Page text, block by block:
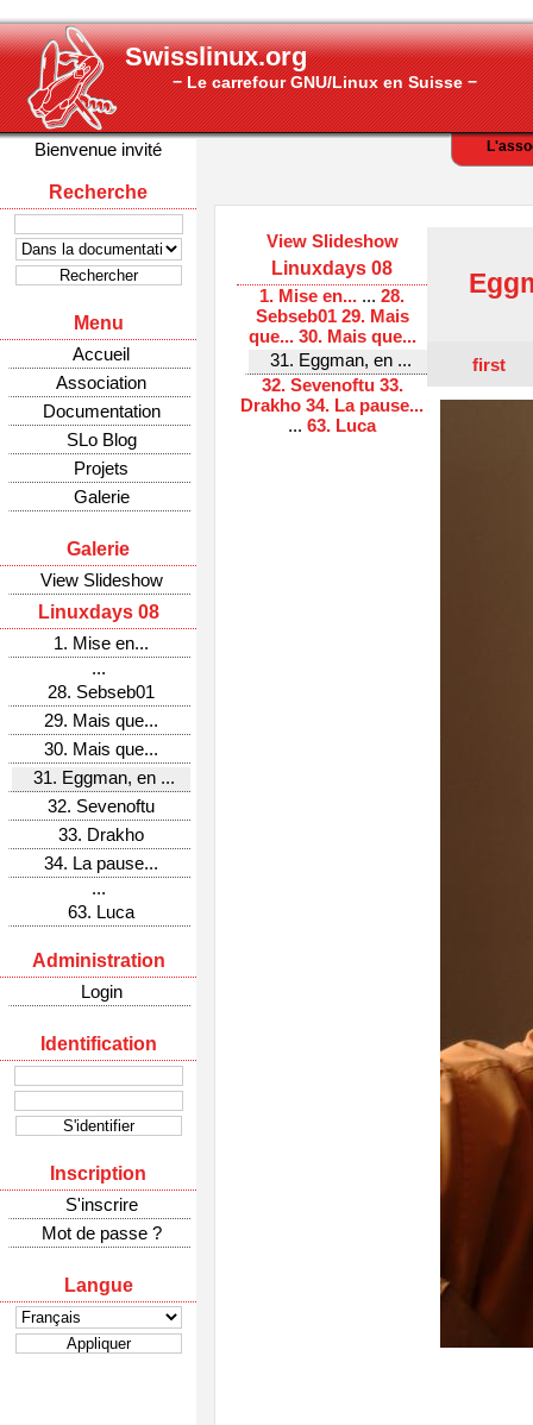
Swisslinux.org
− Le carrefour GNU/Linux en Suisse −
Bienvenue invité
Recherche
Menu
Accueil
Association
Documentation
SLo Blog
Projets
Galerie
Galerie
View Slideshow
Linuxdays 08
1. Mise en...
...
28. Sebseb01
29. Mais que...
30. Mais que...
31. Eggman, en ...
32. Sevenoftu
33. Drakho
34. La pause...
...
63. Luca
Administration
Login
Identification
Inscription
S'inscrire
Mot de passe ?
Langue
View Slideshow
Linuxdays 08
1. Mise en... ... 28.
Sebseb01 29. Mais
que... 30. Mais que...
31. Eggman, en ...
32. Sevenoftu 33.
Drakho 34. La pause...
... 63. Luca
first